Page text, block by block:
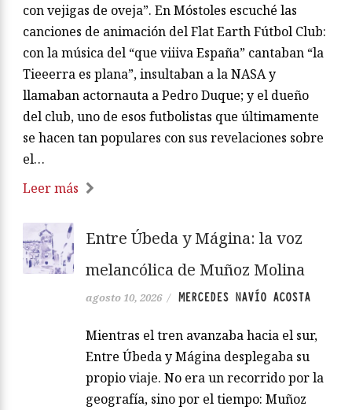
con vejigas de oveja”. En Móstoles escuché las
canciones de animación del Flat Earth Fútbol Club:
con la música del “que viiiva España” cantaban “la
Tieeerra es plana”, insultaban a la NASA y
llamaban actornauta a Pedro Duque; y el dueño
del club, uno de esos futbolistas que últimamente
se hacen tan populares con sus revelaciones sobre
el…
Leer más
Entre Úbeda y Mágina: la voz
melancólica de Muñoz Molina
agosto 10, 2026 / MERCEDES NAVÍO ACOSTA
Mientras el tren avanzaba hacia el sur,
Entre Úbeda y Mágina desplegaba su
propio viaje. No era un recorrido por la
geografía, sino por el tiempo: Muñoz